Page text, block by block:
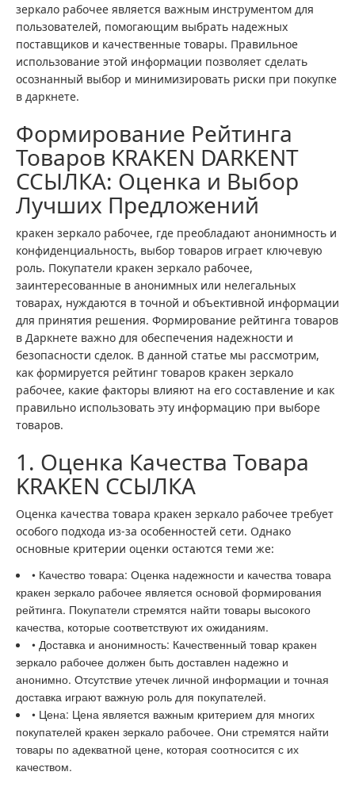
зеркало рабочее является важным инструментом для
пользователей, помогающим выбрать надежных
поставщиков и качественные товары. Правильное
использование этой информации позволяет сделать
осознанный выбор и минимизировать риски при покупке
в даркнете.
Формирование Рейтинга
Товаров KRAKEN DARKENT
ССЫЛКА: Оценка и Выбор
Лучших Предложений
кракен зеркало рабочее, где преобладают анонимность и
конфиденциальность, выбор товаров играет ключевую
роль. Покупатели кракен зеркало рабочее,
заинтересованные в анонимных или нелегальных
товарах, нуждаются в точной и объективной информации
для принятия решения. Формирование рейтинга товаров
в Даркнете важно для обеспечения надежности и
безопасности сделок. В данной статье мы рассмотрим,
как формируется рейтинг товаров кракен зеркало
рабочее, какие факторы влияют на его составление и как
правильно использовать эту информацию при выборе
товаров.
1. Оценка Качества Товара
KRAKEN ССЫЛКА
Оценка качества товара кракен зеркало рабочее требует
особого подхода из-за особенностей сети. Однако
основные критерии оценки остаются теми же:
• Качество товара: Оценка надежности и качества товара
кракен зеркало рабочее является основой формирования
рейтинга. Покупатели стремятся найти товары высокого
качества, которые соответствуют их ожиданиям.
• Доставка и анонимность: Качественный товар кракен
зеркало рабочее должен быть доставлен надежно и
анонимно. Отсутствие утечек личной информации и точная
доставка играют важную роль для покупателей.
• Цена: Цена является важным критерием для многих
покупателей кракен зеркало рабочее. Они стремятся найти
товары по адекватной цене, которая соотносится с их
качеством.